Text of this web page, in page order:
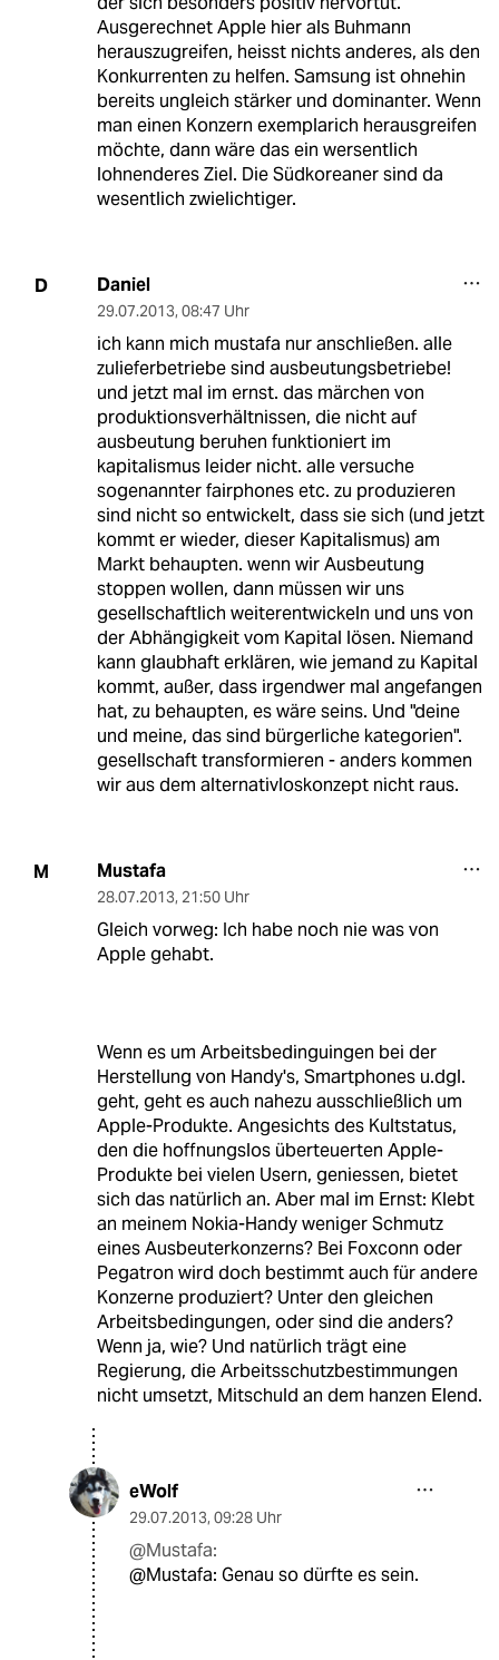
Ausgerechnet Apple hier als Buhmann
herauszugreifen, heisst nichts anderes, als den
Konkurrenten zu helfen. Samsung ist ohnehin
bereits ungleich stärker und dominanter. Wenn
man einen Konzern exemplarich herausgreifen
möchte, dann wäre das ein wersentlich
lohnenderes Ziel. Die Südkoreaner sind da
wesentlich zwielichtiger.
D Daniel
29.07.2013, 08:47 Uhr
ich kann mich mustafa nur anschließen. alle
zulieferbetriebe sind ausbeutungsbetriebe!
und jetzt mal im ernst. das märchen von
produktionsverhältnissen, die nicht auf
ausbeutung beruhen funktioniert im
kapitalismus leider nicht. alle versuche
sogenannter fairphones etc. zu produzieren
sind nicht so entwickelt, dass sie sich (und jetzt
kommt er wieder, dieser Kapitalismus) am
Markt behaupten. wenn wir Ausbeutung
stoppen wollen, dann müssen wir uns
gesellschaftlich weiterentwickeln und uns von
der Abhängigkeit vom Kapital lösen. Niemand
kann glaubhaft erklären, wie jemand zu Kapital
kommt, außer, dass irgendwer mal angefangen
hat, zu behaupten, es wäre seins. Und "deine
und meine, das sind bürgerliche kategorien".
gesellschaft transformieren - anders kommen
wir aus dem alternativloskonzept nicht raus.
M Mustafa
28.07.2013, 21:50 Uhr
Gleich vorweg: Ich habe noch nie was von
Apple gehabt.
Wenn es um Arbeitsbedinguingen bei der
Herstellung von Handy's, Smartphones u.dgl.
geht, geht es auch nahezu ausschließlich um
Apple-Produkte. Angesichts des Kultstatus,
den die hoffnungslos überteuerten Apple-
Produkte bei vielen Usern, geniessen, bietet
sich das natürlich an. Aber mal im Ernst: Klebt
an meinem Nokia-Handy weniger Schmutz
eines Ausbeuterkonzerns? Bei Foxconn oder
Pegatron wird doch bestimmt auch für andere
Konzerne produziert? Unter den gleichen
Arbeitsbedingungen, oder sind die anders?
Wenn ja, wie? Und natürlich trägt eine
Regierung, die Arbeitsschutzbestimmungen
nicht umsetzt, Mitschuld an dem hanzen Elend.
eWolf
29.07.2013, 09:28 Uhr
@Mustafa:
@Mustafa: Genau so dürfte es sein.